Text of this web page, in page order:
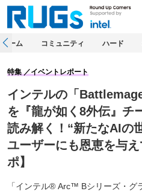
ホーム コミュニティ ハード
インテルの「
を『龍が如く8外伝』チ
読み解く！“新たなAIの
ユーザーにも恩恵を与
ポ】
「インテル® Arc™ Bシリーズ・グ
特集 イベントレポート